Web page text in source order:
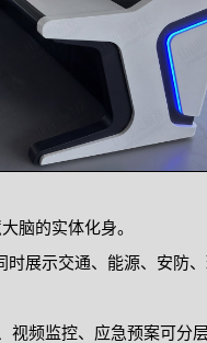
脑的实体化身。
时展示交通、能源、安防
频监控、应急预案可分